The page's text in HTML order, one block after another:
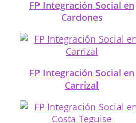
FP Integración Social en
Cardones
FP Integración Social en
Carrizal